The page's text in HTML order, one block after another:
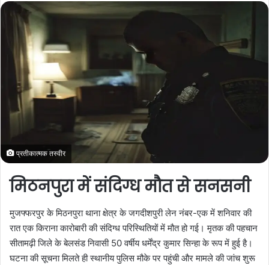
e
प्रतीकात्मक तस्वीर
मिठनपुरा में संदिग्ध मौत से सनसनी
मुजफ्फरपुर के मिठनपुरा थाना क्षेत्र के जगदीशपुरी लेन नंबर-एक में शनिवार की
रात एक किराना कारोबारी की संदिग्ध परिस्थितियों में मौत हो गई। मृतक की पहचान
सीतामढ़ी जिले के बेलसंड निवासी 50 वर्षीय धर्मेंद्र कुमार सिन्हा के रूप में हुई है।
घटना की सूचना मिलते ही स्थानीय पुलिस मौके पर पहुंची और मामले की जांच शुरू